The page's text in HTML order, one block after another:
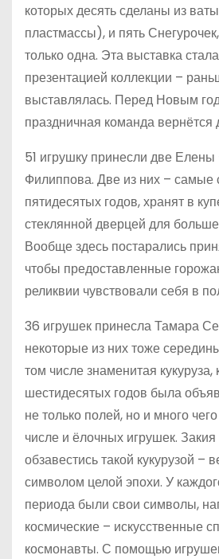
которых десять сделаны из
пластмассы), и пять
только одна. Эта выставка
презентацией коллекции –
выставлялась. Перед Новым
праздничная команда вернётся
51 игрушку принесли две
Филиппова. Две из них – самые
пятидесятых годов, хранят в
стеклянной дверцей для
Вообще здесь постарались
чтобы предоставленные
реликвии чувствовали себя в
36 игрушек принесла Тамара
некоторые из них тоже
том числе знаменитая
шестидесятых годов была
не только полей, но и много
числе и ёлочных игрушек.
обзавестись такой кукурузой –
символом целой эпохи. У
периода были свои символы,
космические – искусственные
космонавты. С помощью